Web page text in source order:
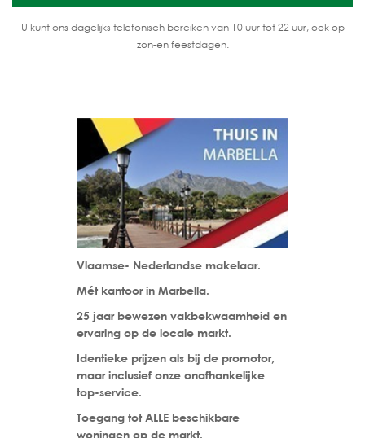
U kunt ons dagelijks telefonisch bereiken van 10 uur tot 22 uur, ook op
zon-en feestdagen.
Vlaamse- Nederlandse makelaar.
Mét kantoor in Marbella.
25 jaar bewezen vakbekwaamheid en
ervaring op de locale markt.
Identieke prijzen als bij de promotor,
maar inclusief onze onafhankelijke
top-service.
Toegang tot ALLE beschikbare
woningen op de markt.